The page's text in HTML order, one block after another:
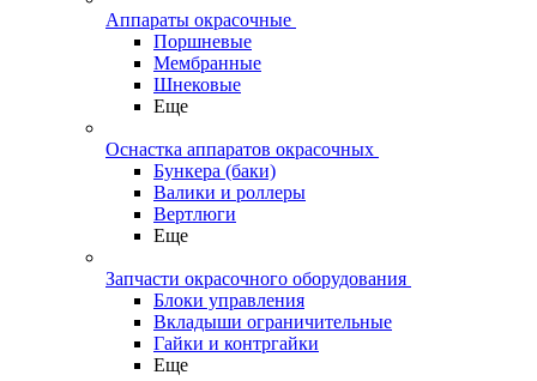
Аппараты окрасочные
Поршневые
Мембранные
Шнековые
Еще
Оснастка аппаратов окрасочных
Бункера (баки)
Валики и роллеры
Вертлюги
Еще
Запчасти окрасочного оборудования
Блоки управления
Вкладыши ограничительные
Гайки и контргайки
Еще